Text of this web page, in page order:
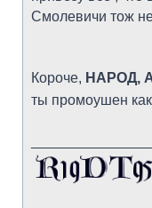
Смолевичи тож
Короче, НАРОД,
ты промоушен